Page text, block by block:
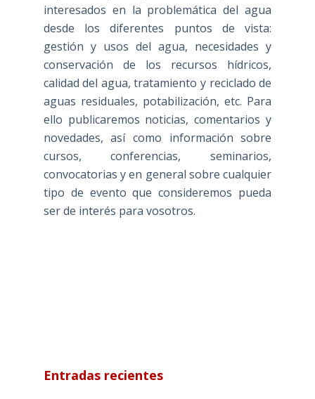
interesados en la problemática del agua
desde los diferentes puntos de vista:
gestión y usos del agua, necesidades y
conservación de los recursos hídricos,
calidad del agua, tratamiento y reciclado de
aguas residuales, potabilización, etc. Para
ello publicaremos noticias, comentarios y
novedades, así como información sobre
cursos, conferencias, seminarios,
convocatorias y en general sobre cualquier
tipo de evento que consideremos pueda
ser de interés para vosotros.
Entradas recientes